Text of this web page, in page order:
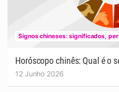
Signos chineses: significados,
Horóscopo chinês: Qual é o
12 Junho 2026